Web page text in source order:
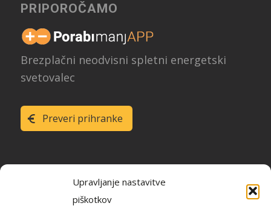
Upravljanje nastavitve
piškotkov
PRIPOROČAMO
Brezplačni neodvisni spletni energetski
svetovalec
Preveri prihranke